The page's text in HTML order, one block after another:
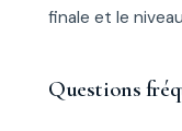
finale et le
Questions